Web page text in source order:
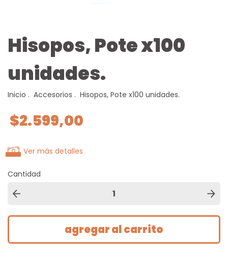
Hisopos, Pote x100
unidades.
Inicio . Accesorios . Hisopos, Pote x100 unidades.
$2.599,00
Ver más detalles
Cantidad